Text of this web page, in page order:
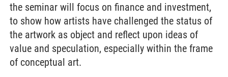
the seminar will focus on finance and investment,
to show how artists have challenged the status of
the artwork as object and reflect upon ideas of
value and speculation, especially within the frame
of conceptual art.